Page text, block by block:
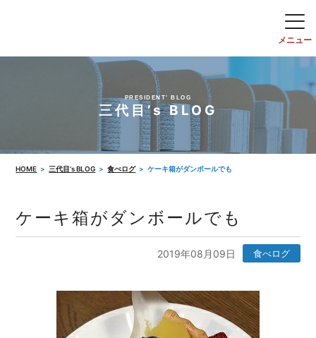
PRESIDENT' BLOG
三代目’s BLOG
HOME 三代目’s BLOG 食べログ ケーキ箱がダンボールでも
ケーキ箱がダンボールでも
2019年08月09日 食べログ